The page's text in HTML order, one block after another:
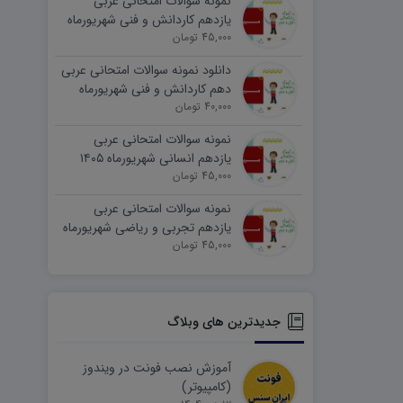
یازدهم کاردانش و فنی شهریورماه
۱۴۰۵ word
45,000 تومان
دانلود نمونه سوالات امتحانی عربی
دهم کاردانش و فنی شهریورماه
۱۴۰۵ word
40,000 تومان
نمونه سوالات امتحانی عربی
یازدهم انسانی شهریورماه ۱۴۰۵
word
45,000 تومان
نمونه سوالات امتحانی عربی
یازدهم تجربی و ریاضی شهریورماه
۱۴۰۵ word
45,000 تومان
جدیدترین های وبلاگ
آموزش نصب فونت در ویندوز
(کامپیوتر)